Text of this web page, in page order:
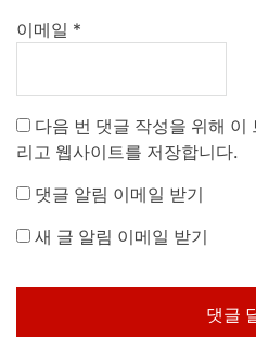
이메일 *
다음 번 댓글 작성을 위해 이
리고 웹사이트를 저장합니다.
댓글 알림 이메일 받기
새 글 알림 이메일 받기